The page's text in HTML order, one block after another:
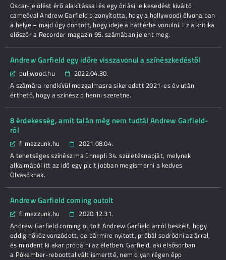
Oscar-jelölést érő alakítással és egy óriási lelkesedést kiváltó
cameóval Andrew Garfield bizonyította, hogy a hollywoodi élvonalban
a helye – majd úgy döntött, hogy ideje a háttérbe vonulni. Ez a kritika
először a Recorder magazin 95. számában jelent meg.
Andrew Garfield egy időre visszavonul a színészkedéstől
puliwood.hu
2022.04.30.
A számára rendkívül mozgalmasra sikeredett 2021-es év után
érthető, hogy a színész pihenni szeretne.
8 érdekesség, amit talán még nem tudtál Andrew Garfield-
ról
filmezzunk.hu
2021.08.04.
A tehetséges színész ma ünnepli 34. születésnapját, melynek
alkalmából itt az idő egy picit jobban megismerni a kedves
Olvasóknak.
Andrew Garfield coming outolt
filmezzunk.hu
2020.12.31.
Andrew Garfield coming outolt Andrew Garfield arról beszélt, hogy
eddig nőköz vonzódott, de bármire nyitott, próbál sodródni az árral,
és mindent ki akar próbálni az életben. Garfield, aki elsősorban
a Pókember-reboottal vált ismertté, nem olyan régen épp